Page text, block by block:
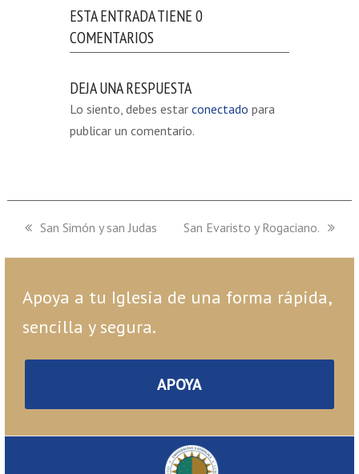
ESTA ENTRADA TIENE 0
COMENTARIOS
DEJA UNA RESPUESTA
Lo siento, debes estar conectado para
publicar un comentario.
previous
San Simón y san Judas
next
San Evaristo y Rogaciano.
Apoya a tu Iglesia de una forma rápida,
sencilla y segura.
APOYA